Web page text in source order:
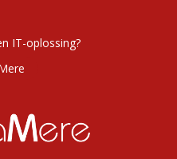
IT-oplossing?